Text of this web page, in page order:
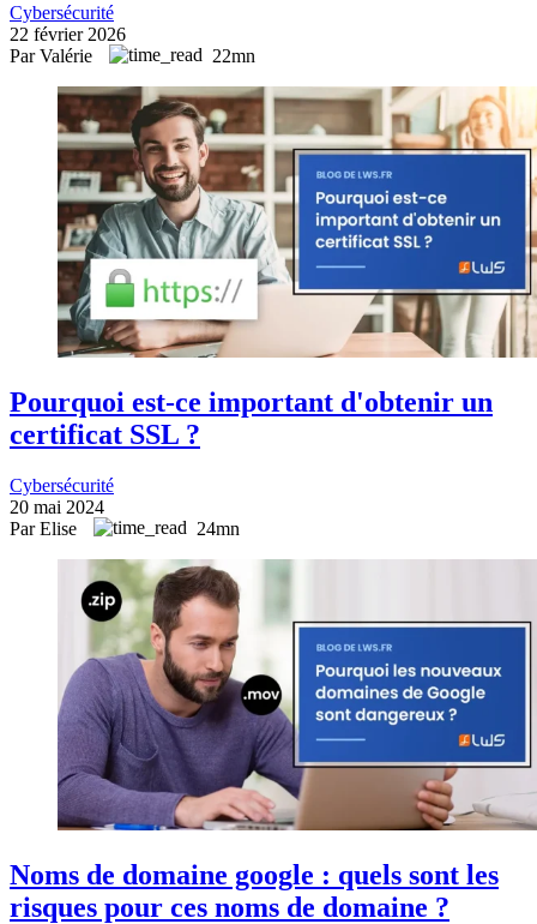
Cybersécurité
22 février 2026
Par Valérie
22mn
Pourquoi est-ce important d'obtenir un
certificat SSL ?
Cybersécurité
20 mai 2024
Par Elise
24mn
Noms de domaine google : quels sont les
risques pour ces noms de domaine ?